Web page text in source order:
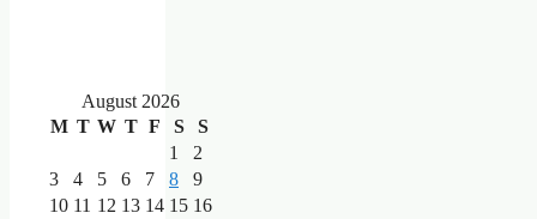
August 2026
M T W T F S
S
1
2
3
4 5 6 7 8
9
10 11 12 13 14 15 16